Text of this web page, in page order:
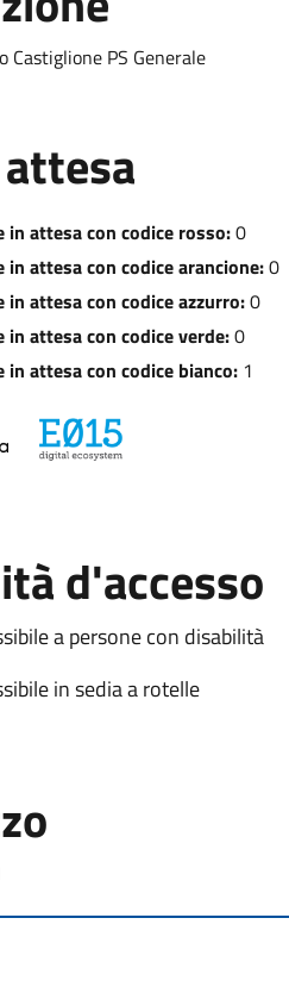
Castiglione PS Generale
in attesa con codice rosso:0
in attesa con codice arancione:0
in attesa con codice azzurro:0
in attesa con codice verde:0
in attesa con codice bianco:1
d'accesso
a persone con disabilità
in sedia a rotelle